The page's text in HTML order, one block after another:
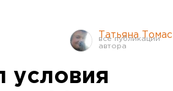
Татьяна Томас
условия